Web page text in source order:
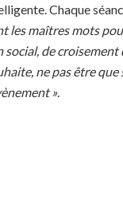
Chaque
les maîtres mots
social, de croisement
ne pas être
».